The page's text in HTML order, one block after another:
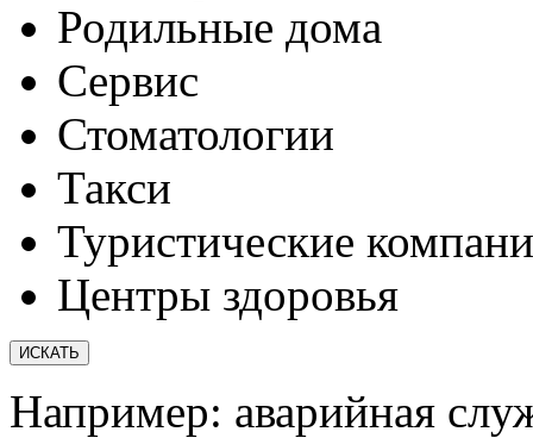
Родильные дома
Сервис
Стоматологии
Такси
Туристические
Центры здоровья
Например: аварийная